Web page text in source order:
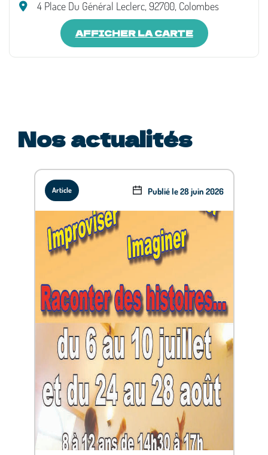
4 Place Du Général Leclerc, 92700, Colombes
AFFICHER LA CARTE
Nos actualités
Article Publié le 28 juin 2026